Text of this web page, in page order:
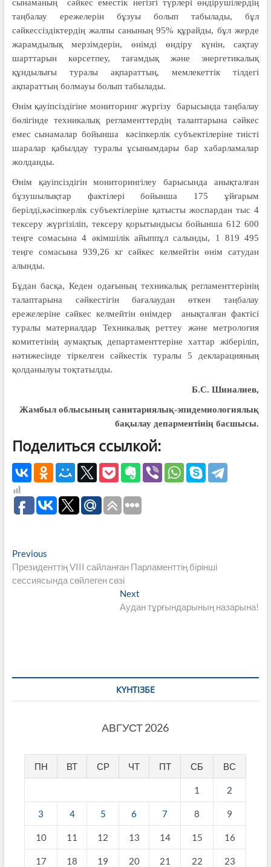
сынаманың сәйкес еместік негізгі түрлері өндірушілердің
таңбалау ережелерін бұзуы болып табылады, бұл
сәйкессіздіктердің жалпы санының 95% құрайды, бұл жерде
жарамдылық мерзімдерін, өнімді өндіру күнін, сақтау
шарттарын көрсетпеу, тағамдық және энергетикалық
құндылығы туралы ақпараттың, мемлекеттік тілдегі
ақпараттың болмауы болып табылады.
Өнім қауіпсіздігіне мониторинг жүргізу барысында таңбалау
бөлігінде техникалық регламенттердің талаптарына сәйкес
емес сынамалар бойынша кәсіпкерлік субъектілеріне тиісті
шаралар қабылдау туралы ұсынымдары бар хабарламалар
жолданды.
Өнім қауіпсіздігін мониторингілеу барысында анықталған
бұзушылықтар фактілері бойынша 175 ұйғарым
берілді,кәсіпкерлік субъектілеріне қатысты жоспардан тыс 4
тексеру жүргізіліп, тексеру қорытындысы бойынша 612 600
теңге сомасына 4 әкімшілік айыппұл салынды, 1 819 495
теңге сомасына 939,26 кг сәйкес келмейтін өнім сатудан
алынды.
Бұдан басқа, Кеден одағының техникалық регламенттерінің
талаптарына сәйкестігін бағалаудан өткен таңбалау
ережелеріне сәйкес келмейтін өнімдер анықталған фактісі
туралы материалдар Техникалық реттеу және метрология
комитетінің аумақтық департаменттеріне хаттар жіберіліп,
нәтижесінде тіркелген сәйкестік туралы 5 декларацияның
қолданылуы тоқтатылды.
Б.С. Шиналиев,
Жамбыл облысының санитариялық-эпидемиологиялық
бақылау депарментінің басшысы.
Поделиться ссылкой:
Навигация
по
PreviousPrevious
post:
Президенттің VIII сайланған Парламенттің бірінші
сессиясында сөйлеген сөзі
Next
post:
Аудан тұрғындарының назарына!
КҮНТІЗБЕ
АВГУСТ 2026
ПН ВТ СР ЧТ ПТ СБ ВС
1 2
3 4 5 6 7 8 9
10 11 12 13 14 15 16
17 18 19 20 21 22 23